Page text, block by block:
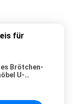
für
Brötchen-
U-